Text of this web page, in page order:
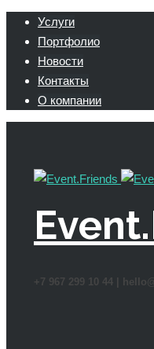
Услуги
Портфолио
Новости
Контакты
О компании
+7 967 299 10 44 |